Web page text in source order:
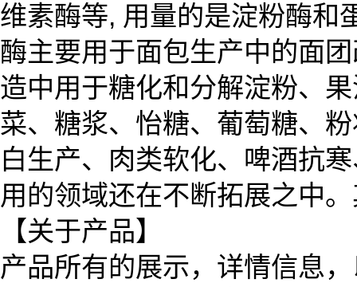
维素酶等, 用量的是淀粉酶和
酶主要用于面包生产中的面
造中用于糖化和分解淀粉、
菜、糖浆、怡糖、葡萄糖、
白生产、肉类软化、啤酒抗
用的领域还在不断拓展之中
【关于产品】
产品所有的展示，详情信息